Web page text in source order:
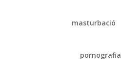
masturbació
pornografia